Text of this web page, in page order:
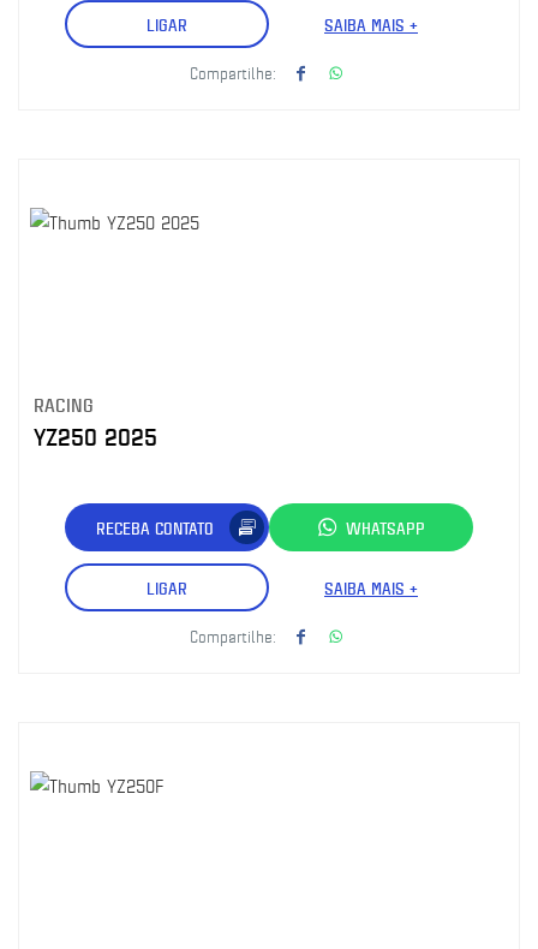
LIGAR SAIBA MAIS +
Compartilhe:
RACING
YZ250 2025
RECEBA CONTATO WHATSAPP
LIGAR SAIBA MAIS +
Compartilhe: